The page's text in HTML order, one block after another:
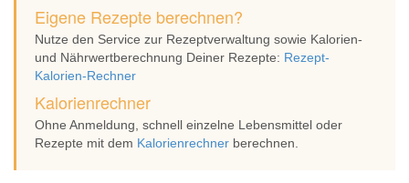
Eigene Rezepte berechnen?
Nutze den Service zur Rezeptverwaltung sowie Kalorien-
und Nährwertberechnung Deiner Rezepte: Rezept-
Kalorien-Rechner
Kalorienrechner
Ohne Anmeldung, schnell einzelne Lebensmittel oder
Rezepte mit dem Kalorienrechner berechnen.